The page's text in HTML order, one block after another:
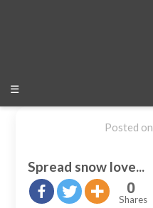
☰
Posted on
Spread snow love...
0
Shares